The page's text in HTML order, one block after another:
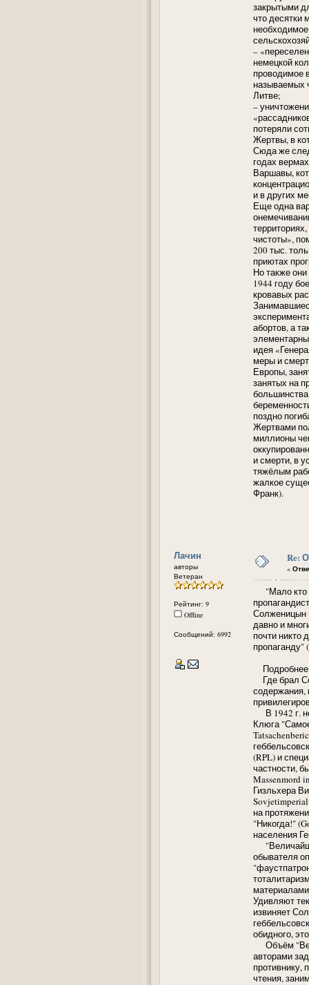
закрытыми
что десятки
–
немецкой
проводимое
называемых
Литве;
–
потеряли
Жертвы, в
Сюда же
годах
Варшавы,
и в других
Еще одна
чистоты»,
200 тыс.
приютах
Но также
1944 году
кровавых
абортов, а
идея
меры и
Европы,
занятых на
поздно
Жертвами
миллионы
и смерти, в
тяжёлым
жалкое
Франк).
Лачин
авторы
Ветеран
Рейтинг: 9
Offline
Сообщений: 6992
Re:
«
"Мало кто
Солженицын
давно и
почти никто
пропаганду"
Где брал
содержания,
В 1942 г.
Клюга
(RPL) и
частности,
Massenmord
Гизльхера
на
"Никогда!"
населения
обывателя
Удивляют
извиняет
обидного,
Объём
авторами
противнику,
чтения,